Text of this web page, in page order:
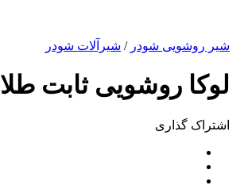
شیر روشویی شودر / شیرآلات شودر
لوکا روشویی ثابت طلا
اشتراک ‌گذاری